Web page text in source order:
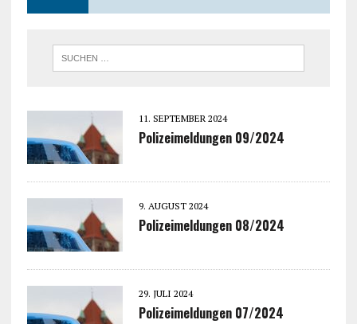
11. SEPTEMBER 2024
Polizeimeldungen 09/2024
9. AUGUST 2024
Polizeimeldungen 08/2024
29. JULI 2024
Polizeimeldungen 07/2024